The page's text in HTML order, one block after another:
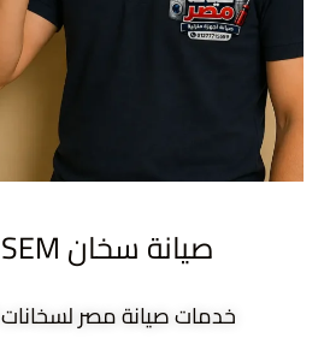
صيانة سخان SEM الفوري
خدمات صيانة مصر لسخانات SEM الفوري